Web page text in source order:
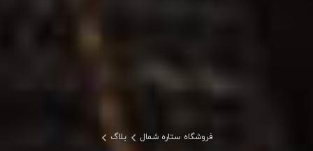
فروشگاه ستاره شمال
بلاگ